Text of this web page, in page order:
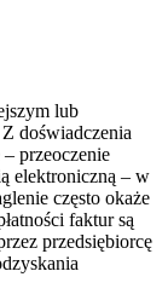
lub
doświadczenia
przeoczenie
elektroniczną – w
często okaże
faktur są
przedsiębiorcę